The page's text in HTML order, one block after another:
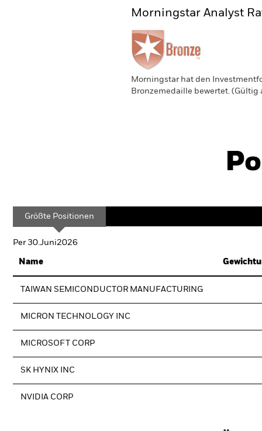
Morningstar Analyst
Morningstar hat den
Bronzemedaille bewertet.
Größte Positionen
Per 30.Juni2026
Name
TAIWAN SEMICONDUCTOR MANUFACTURING
MICRON TECHNOLOGY INC
MICROSOFT CORP
SK HYNIX INC
NVIDIA CORP